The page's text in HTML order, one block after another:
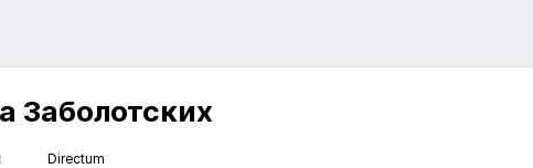
Заболотских
Directum